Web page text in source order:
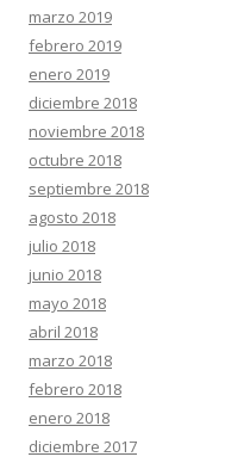
marzo 2019
febrero 2019
enero 2019
diciembre 2018
noviembre 2018
octubre 2018
septiembre 2018
agosto 2018
julio 2018
junio 2018
mayo 2018
abril 2018
marzo 2018
febrero 2018
enero 2018
diciembre 2017